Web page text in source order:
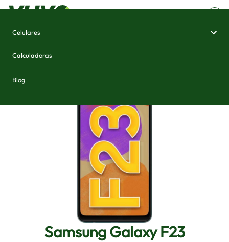
Celulares
Calculadoras
Blog
Samsung Galaxy F23